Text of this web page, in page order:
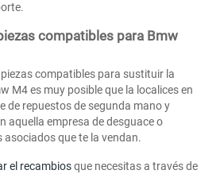
compatibles para Bmw
compatibles para sustituir la
M4 es muy posible que la localices en
de repuestos de segunda mano y
aquella empresa de desguace o
que te la vendan.
el recambiosque necesitas a través de